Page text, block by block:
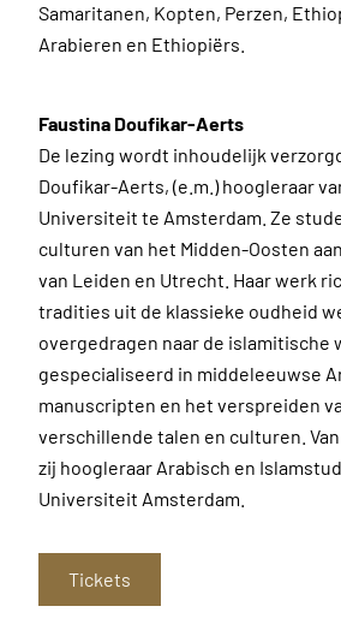
Samaritanen, Kopten, Perzen,
Arabieren en Ethiopiërs.
Faustina Doufikar-Aerts
De lezing wordt inhoudelijk
Doufikar-Aerts, (e.m.) hoogleraar
Universiteit te Amsterdam. Ze
culturen van het Midden-Oosten
van Leiden en Utrecht. Haar werk
tradities uit de klassieke oudheid
overgedragen naar de islamitische
gespecialiseerd in middeleeuwse
manuscripten en het verspreiden
verschillende talen en culturen. Van
zij hoogleraar Arabisch en
Universiteit Amsterdam.
Tickets